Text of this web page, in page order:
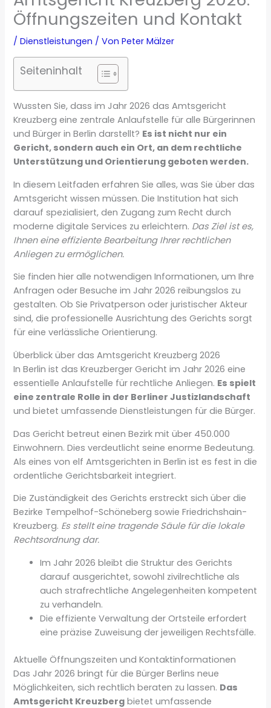
Öffnungszeiten und Kontakt
/Dienstleistungen / VonPeter Mälzer
Seiteninhalt
Wussten Sie, dass im Jahr 2026 das Amtsgericht
Kreuzberg eine zentrale Anlaufstelle für alle Bürgerinnen
und Bürger in Berlin darstellt? Es ist nicht nur ein
Gericht, sondern auch ein Ort, an dem rechtliche
Unterstützung und Orientierung geboten werden.
In diesem Leitfaden erfahren Sie alles, was Sie über das
Amtsgericht wissen müssen. Die Institution hat sich
darauf spezialisiert, den Zugang zum Recht durch
moderne digitale Services zu erleichtern. Das Ziel ist es,
Ihnen eine effiziente Bearbeitung Ihrer rechtlichen
Anliegen zu ermöglichen.
Sie finden hier alle notwendigen Informationen, um Ihre
Anfragen oder Besuche im Jahr 2026 reibungslos zu
gestalten. Ob Sie Privatperson oder juristischer Akteur
sind, die professionelle Ausrichtung des Gerichts sorgt
für eine verlässliche Orientierung.
Überblick über das Amtsgericht Kreuzberg 2026
In Berlin ist das Kreuzberger Gericht im Jahr 2026 eine
essentielle Anlaufstelle für rechtliche Anliegen. Es spielt
eine zentrale Rolle in der Berliner Justizlandschaft
und bietet umfassende Dienstleistungen für die Bürger.
Das Gericht betreut einen Bezirk mit über 450.000
Einwohnern. Dies verdeutlicht seine enorme Bedeutung.
Als eines von elf Amtsgerichten in Berlin ist es fest in die
ordentliche Gerichtsbarkeit integriert.
Die Zuständigkeit des Gerichts erstreckt sich über die
Bezirke Tempelhof-Schöneberg sowie Friedrichshain-
Kreuzberg. Es stellt eine tragende Säule für die lokale
Rechtsordnung dar.
Im Jahr 2026 bleibt die Struktur des Gerichts
darauf ausgerichtet, sowohl zivilrechtliche als
auch strafrechtliche Angelegenheiten kompetent
zu verhandeln.
Die effiziente Verwaltung der Ortsteile erfordert
eine präzise Zuweisung der jeweiligen Rechtsfälle.
Aktuelle Öffnungszeiten und Kontaktinformationen
Das Jahr 2026 bringt für die Bürger Berlins neue
Möglichkeiten, sich rechtlich beraten zu lassen. Das
Amtsgericht Kreuzberg bietet umfassende